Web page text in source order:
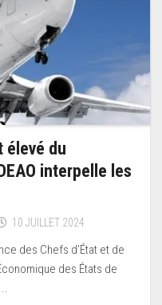
élevé du
interpelle les
10 JUILLET 2024
des Chefs d’État et de
des États de